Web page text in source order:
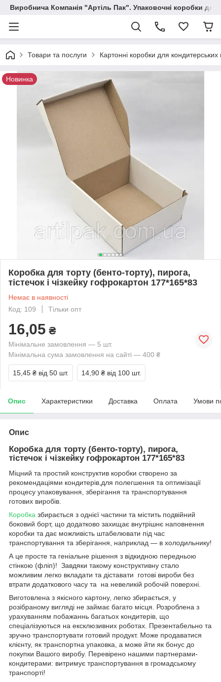
Виробнича Компанія "Артіль Пак". Упаковочні коробки для
Товари та послуги Картонні коробки для кондитерських
Новинка
Коробка для торту (бенто-торту), пирога,
тістечок і чізкейку гофрокартон 177*165*83
Немає в наявності
Код: 109
Тільки опт
16,05 ₴
Мінімальне замовлення — 5 шт.
Мінімальна сума замовлення на сайті — 400 ₴
15,45 ₴ від 50 шт. 14,90 ₴ від 100 шт.
Опис Характеристики Доставка Оплата Умови
Опис
Коробка для торту (бенто-торту), пирога,
тістечок і чізкейку гофрокартон 177*165*83
Міцний та простий конструктив коробки створено за
рекомендаціями кондитерів,для полегшення та оптимізації
процесу упаковування, зберігання та транспортування
готових виробів.
Коробка збирається з однієї частини та містить подвійний
боковий борт, що додатково захищає внутрішнє наповнення
коробки та дає можливість штабелювати під час
транспортування та зберігання, наприклад ― в холодильнику!
А це просте та геніальне рішення з відкидною передньою
стінкою (фліп)! Завдяки такому конструктивну стало
можливим легко вкладати та діставати готові вироби без
втрати додаткового часу та на невеликій робочій поверхні.
Виготовлена з якісного картону, легко збирається, у
розібраному вигляді не займає багато місця. Розроблена з
урахуванням побажаннь багатьох кондитерів, що
спеціалізуються на ексклюзивних роботах. Презентабельно та
зручно транспортувати готовий продукт. Може продаватися
клієнту, як транспортна упаковка, а може йти як бонус до
покупки Вашого виробу. Перевірено нашими партнерами-
кондитерами: витримує транспортування в громадському
транспорті!